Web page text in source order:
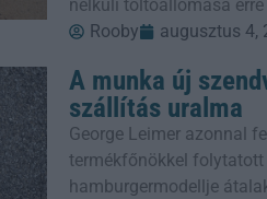
nélküli töltőállomása
Rooby
augusztus 4,
A munka új
szállítás uralma
George Leimer azonnal
termékfőnökkel
hamburgermodellje